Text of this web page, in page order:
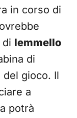
in corso di
di Iemmello
di
gioco. Il
a
potrà